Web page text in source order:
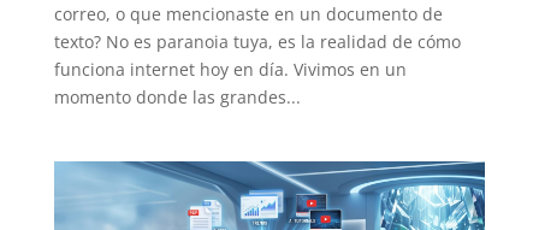
correo, o que mencionaste en un documento de
texto? No es paranoia tuya, es la realidad de cómo
funciona internet hoy en día. Vivimos en un
momento donde las grandes...